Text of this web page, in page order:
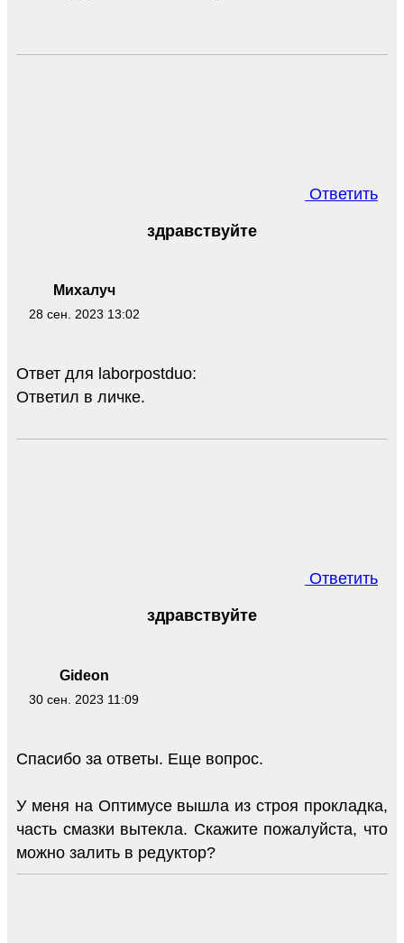
Ответить
Михалуч
28 сен. 2023 13:02
здравствуйте
Ответ для laborpostduo:
Ответил в личке.
Ответить
Gideon
30 сен. 2023 11:09
здравствуйте
Спасибо за ответы. Еще вопрос.
У меня на Оптимусе вышла из строя прокладка,
часть смазки вытекла. Скажите пожалуйста, что
можно залить в редуктор?